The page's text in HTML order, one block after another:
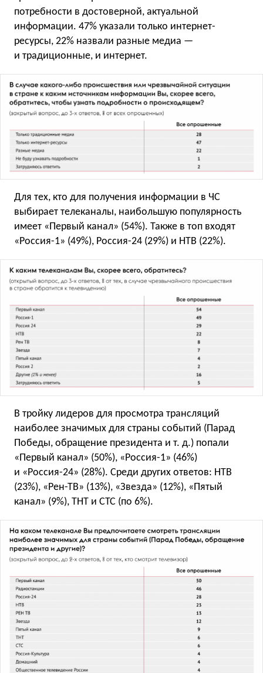
потребности в достоверной, актуальной
информации. 47% указали только интернет-
ресурсы, 22% назвали разные медиа —
и традиционные, и интернет.
Для тех, кто для получения информации в ЧС
выбирает телеканалы, наибольшую популярность
имеет «Первый канал» (54%). Также в топ входят
«Россия-1» (49%), Россия-24 (29%) и НТВ (22%).
В тройку лидеров для просмотра трансляций
наиболее значимых для страны событий (Парад
Победы, обращение президента и т. д.) попали
«Первый канал» (50%), «Россия-1» (46%)
и «Россия-24» (28%). Среди других ответов: НТВ
(23%), «Рен-ТВ» (13%), «Звезда» (12%), «Пятый
канал» (9%), ТНТ и СТС (по 6%).